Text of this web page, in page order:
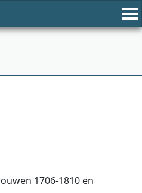
1706-1810 en